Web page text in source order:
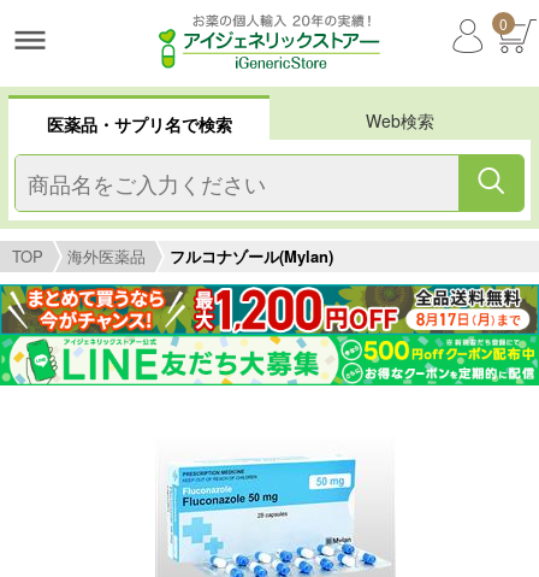
0
医薬品・サプリ名で検索 Web検索
TOP 海外医薬品 フルコナゾール(Mylan)